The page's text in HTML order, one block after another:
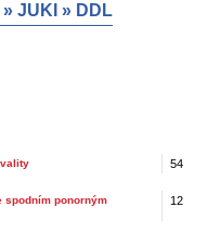
JUKI » DDL
54
spodním ponorným
12